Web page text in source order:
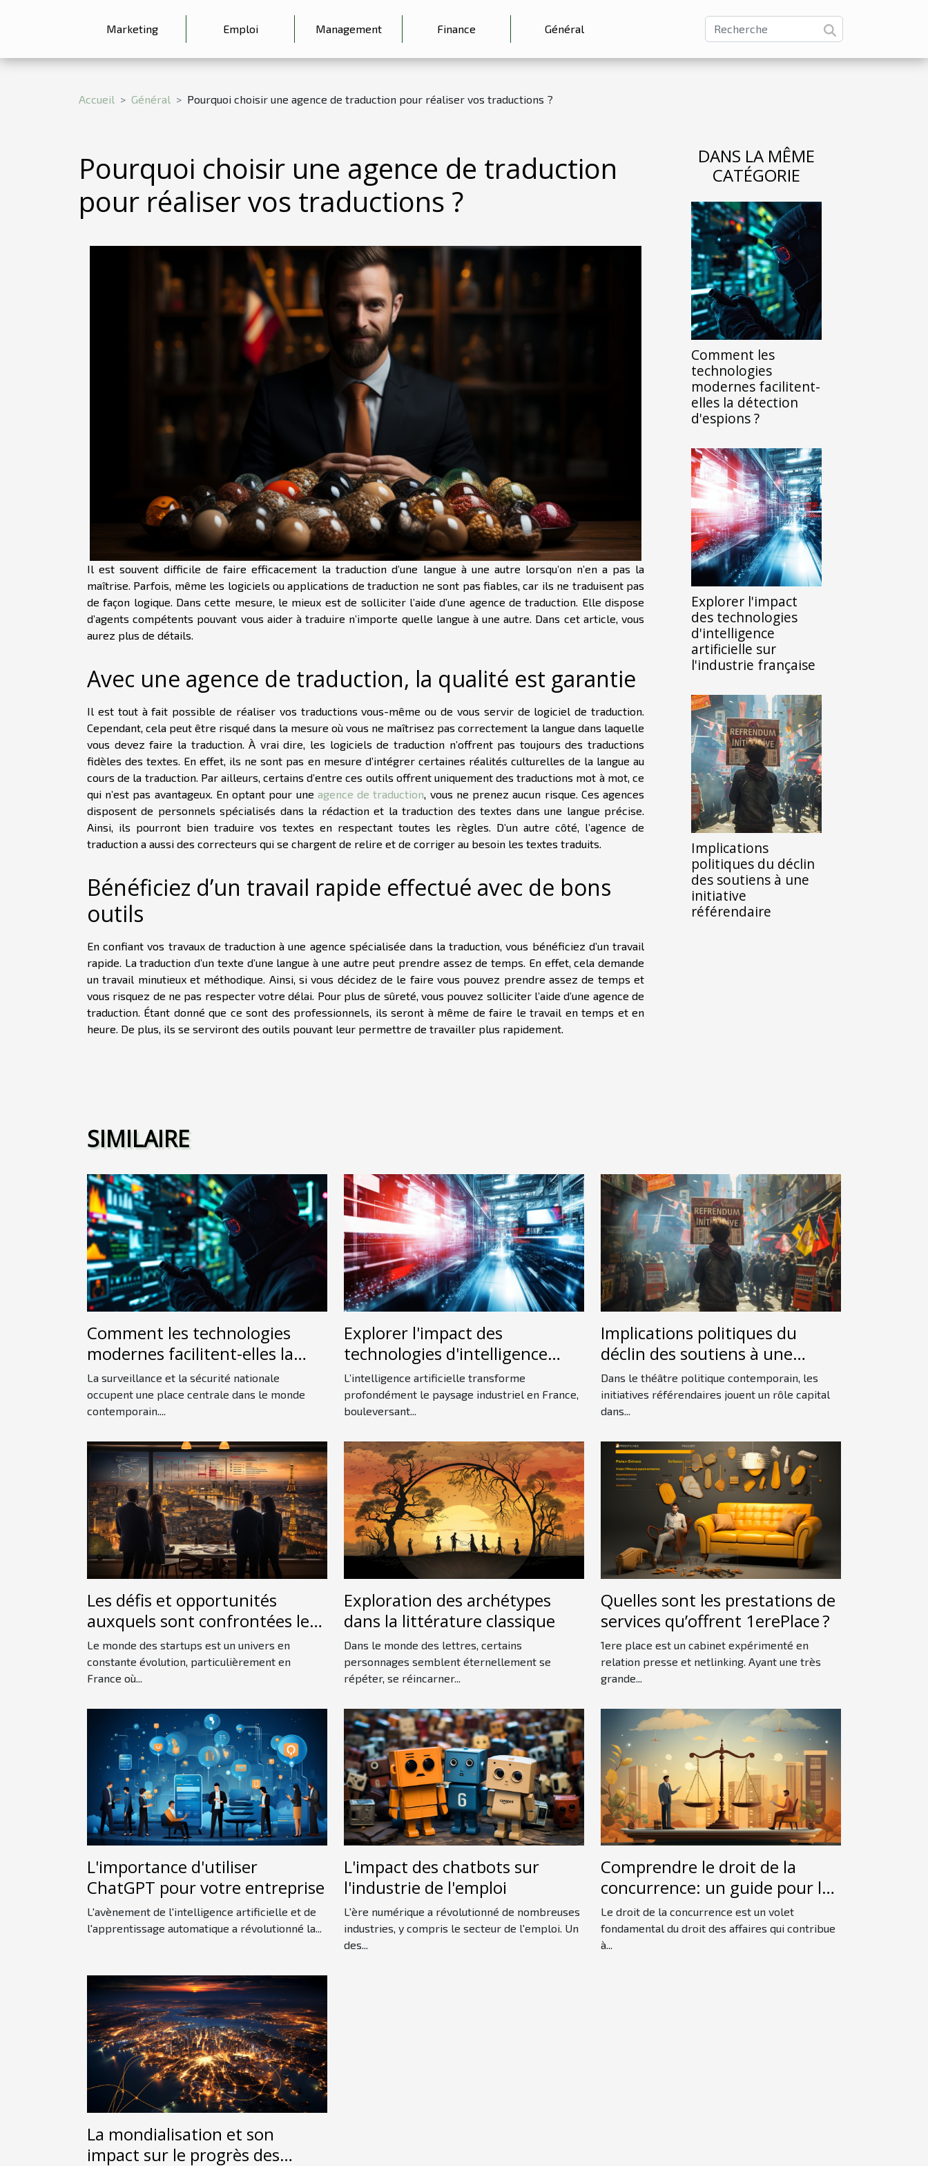
Marketing Emploi Management Finance Général
Accueil Général Pourquoi choisir une agence de traduction pour réaliser vos traductions ?
Pourquoi choisir une agence de traduction
pour réaliser vos traductions ?
Il est souvent difficile de faire efficacement la traduction d’une langue à une autre lorsqu’on n’en a pas la
maîtrise. Parfois, même les logiciels ou applications de traduction ne sont pas fiables, car ils ne traduisent pas
de façon logique. Dans cette mesure, le mieux est de solliciter l’aide d’une agence de traduction. Elle dispose
d’agents compétents pouvant vous aider à traduire n’importe quelle langue à une autre. Dans cet article, vous
aurez plus de détails.
Avec une agence de traduction, la qualité est garantie
Il est tout à fait possible de réaliser vos traductions vous-même ou de vous servir de logiciel de traduction.
Cependant, cela peut être risqué dans la mesure où vous ne maîtrisez pas correctement la langue dans laquelle
vous devez faire la traduction. À vrai dire, les logiciels de traduction n’offrent pas toujours des traductions
fidèles des textes. En effet, ils ne sont pas en mesure d’intégrer certaines réalités culturelles de la langue au
cours de la traduction. Par ailleurs, certains d’entre ces outils offrent uniquement des traductions mot à mot, ce
qui n’est pas avantageux. En optant pour une agence de traduction, vous ne prenez aucun risque. Ces agences
disposent de personnels spécialisés dans la rédaction et la traduction des textes dans une langue précise.
Ainsi, ils pourront bien traduire vos textes en respectant toutes les règles. D’un autre côté, l’agence de
traduction a aussi des correcteurs qui se chargent de relire et de corriger au besoin les textes traduits.
Bénéficiez d’un travail rapide effectué avec de bons
outils
En confiant vos travaux de traduction à une agence spécialisée dans la traduction, vous bénéficiez d’un travail
rapide. La traduction d’un texte d’une langue à une autre peut prendre assez de temps. En effet, cela demande
un travail minutieux et méthodique. Ainsi, si vous décidez de le faire vous pouvez prendre assez de temps et
vous risquez de ne pas respecter votre délai. Pour plus de sûreté, vous pouvez solliciter l’aide d’une agence de
traduction. Étant donné que ce sont des professionnels, ils seront à même de faire le travail en temps et en
heure. De plus, ils se serviront des outils pouvant leur permettre de travailler plus rapidement.
DANS LA MÊME
CATÉGORIE
Comment les
technologies
modernes facilitent-
elles la détection
d'espions ?
Explorer l'impact
des technologies
d'intelligence
artificielle sur
l'industrie française
Implications
politiques du déclin
des soutiens à une
initiative
référendaire
SIMILAIRE
Comment les technologies
modernes facilitent-elles la
détection d'espions ?
La surveillance et la sécurité nationale
occupent une place centrale dans le monde
contemporain....
Explorer l'impact des
technologies d'intelligence
artificielle sur l'industrie
française
L’intelligence artificielle transforme
profondément le paysage industriel en France,
bouleversant...
Implications politiques du
déclin des soutiens à une
initiative référendaire
Dans le théâtre politique contemporain, les
initiatives référendaires jouent un rôle capital
dans...
Les défis et opportunités
auxquels sont confrontées les
startups françaises sur le
marché international
Le monde des startups est un univers en
constante évolution, particulièrement en
France où...
Exploration des archétypes
dans la littérature classique
Dans le monde des lettres, certains
personnages semblent éternellement se
répéter, se réincarner...
Quelles sont les prestations de
services qu’offrent 1erePlace ?
1ere place est un cabinet expérimenté en
relation presse et netlinking. Ayant une très
grande...
L'importance d'utiliser
ChatGPT pour votre entreprise
L'avènement de l'intelligence artificielle et de
l'apprentissage automatique a révolutionné la...
L'impact des chatbots sur
l'industrie de l'emploi
L'ère numérique a révolutionné de nombreuses
industries, y compris le secteur de l'emploi. Un
des...
Comprendre le droit de la
concurrence: un guide pour les
débutants
Le droit de la concurrence est un volet
fondamental du droit des affaires qui contribue
à...
La mondialisation et son
impact sur le progrès des